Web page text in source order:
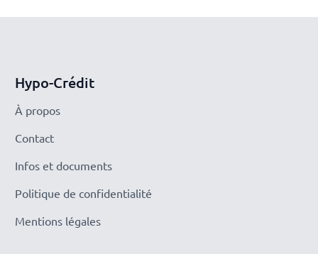
Hypo-Crédit
À propos
Contact
Infos et documents
Politique de confidentialité
Mentions légales